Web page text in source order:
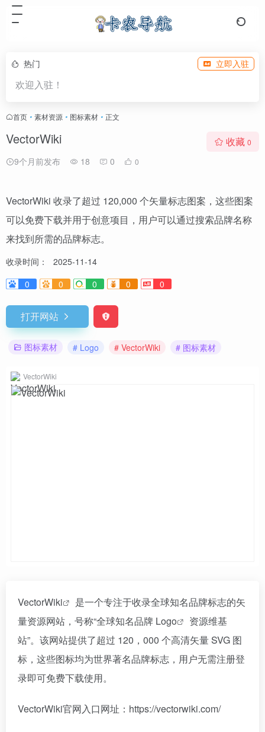
热门 立即入驻
欢迎入驻！
首页 • 素材资源 • 图标素材 • 正文
VectorWiki
9个月前发布 18 0 0
收藏 0
VectorWiki 收录了超过 120,000 个矢量标志图案，这些图案
可以免费下载并用于创意项目，用户可以通过搜索品牌名称
来找到所需的品牌标志。
收录时间：
2025-11-14
0
0 0 0 0
打开网站
图标素材 # Logo # VectorWiki # 图标素材
VectorWiki
VectorWiki
是一个专注于收录全球知名品牌标志的矢
量资源网站，号称“全球知名品牌 Logo
资源维基
站”。该网站提供了超过 120，000 个高清矢量 SVG 图
标，这些图标均为世界著名品牌标志，用户无需注册登
录即可免费下载使用。
VectorWiki官网入口网址：https://vectorwiki.com/